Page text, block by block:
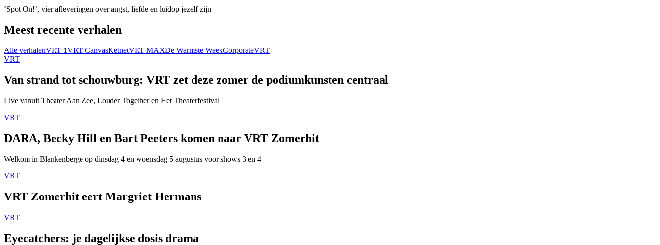
‘Spot On!’, vier afleveringen over angst, liefde en luidop jezelf zijn
Meest recente verhalen
Alle verhalenVRT 1VRT CanvasKetnetVRT MAXDe Warmste WeekCorporateVRT
VRT
Van strand tot schouwburg: VRT zet deze zomer de podiumkunsten centraal
Live vanuit Theater Aan Zee, Louder Together en Het Theaterfestival
VRT
DARA, Becky Hill en Bart Peeters komen naar VRT Zomerhit
Welkom in Blankenberge op dinsdag 4 en woensdag 5 augustus voor shows 3 en 4
VRT
VRT Zomerhit eert Margriet Hermans
VRT
Eyecatchers: je dagelijkse dosis drama